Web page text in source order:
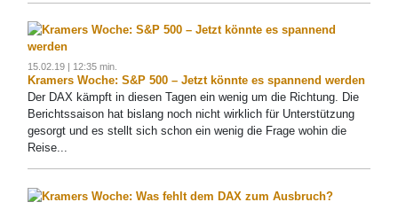
15.02.19 | 12:35 min.
Kramers Woche: S&P 500 – Jetzt könnte es spannend werden
Der DAX kämpft in diesen Tagen ein wenig um die Richtung. Die
Berichtssaison hat bislang noch nicht wirklich für Unterstützung
gesorgt und es stellt sich schon ein wenig die Frage wohin die
Reise...